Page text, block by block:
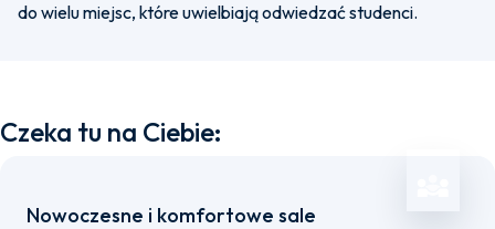
do wielu miejsc, które uwielbiają odwiedzać studenci.
Czeka tu na Ciebie:
Nowoczesne i komfortowe sale